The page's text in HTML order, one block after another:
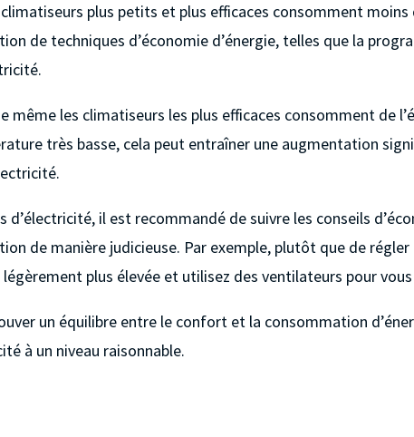
plus petits et plus efficaces consomment
de techniques d’économie d’énergie, telles que la
les climatiseurs les plus efficaces consomment de
très basse, cela peut entraîner une augmentation
il est recommandé de suivre les conseils
de manière judicieuse. Par exemple, plutôt que de
plus élevée et utilisez des ventilateurs pour
un équilibre entre le confort et la consommation
à un niveau raisonnable.